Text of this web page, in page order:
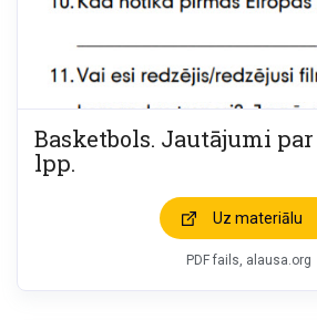
Basketbols. Jautājumi
lpp.
Uz materiālu
PDF fails, alausa.org